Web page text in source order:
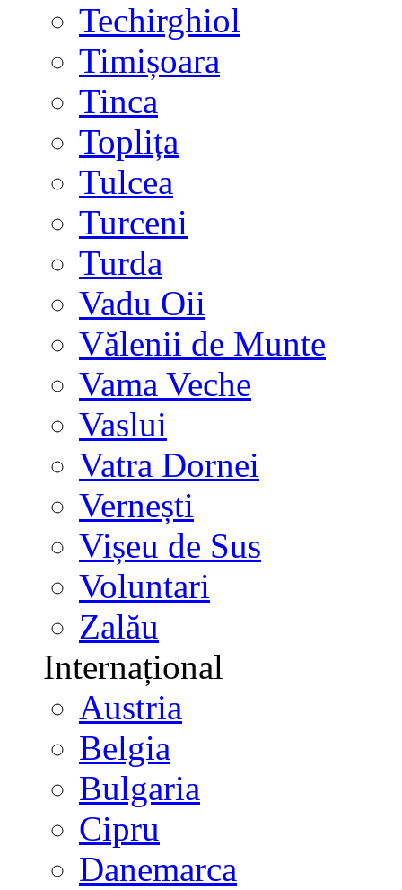
Techirghiol
Timișoara
Tinca
Toplița
Tulcea
Turceni
Turda
Vadu Oii
Vălenii de Munte
Vama Veche
Vaslui
Vatra Dornei
Vernești
Vișeu de Sus
Voluntari
Zalău
Internațional
Austria
Belgia
Bulgaria
Cipru
Danemarca